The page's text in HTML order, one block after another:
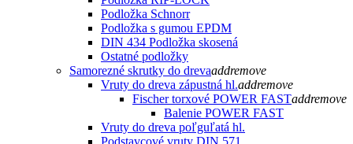
Podložka Schnorr
Podložka s gumou EPDM
DIN 434 Podložka skosená
Ostatné podložky
Samorezné skrutky do drevaaddremove
Vruty do dreva zápustná hl.addremove
Fischer torxové POWER FASTaddremove
Balenie POWER FAST
Vruty do dreva poľguľatá hl.